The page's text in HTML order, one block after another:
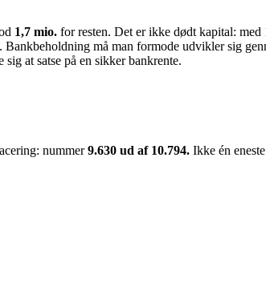
1,7 mio. for resten. Det er ikke dødt kapital:
må man formode udvikler sig
at satse på en sikker bankrente.
nummer9.630 ud af 10.794. Ikke én